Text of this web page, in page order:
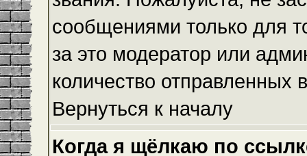
сообщениями только для
за это модератор или
количество
Вернуться к началу
Когда я щёлкаю по